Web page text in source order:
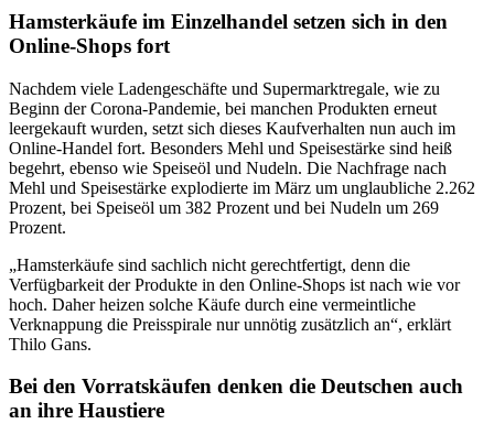
Hamsterkäufe im Einzelhandel setzen sich in den
Online-Shops fort
Nachdem viele Ladengeschäfte und Supermarktregale, wie zu
Beginn der Corona-Pandemie, bei manchen Produkten erneut
leergekauft wurden, setzt sich dieses Kaufverhalten nun auch im
Online-Handel fort. Besonders Mehl und Speisestärke sind heiß
begehrt, ebenso wie Speiseöl und Nudeln. Die Nachfrage nach
Mehl und Speisestärke explodierte im März um unglaubliche 2.262
Prozent, bei Speiseöl um 382 Prozent und bei Nudeln um 269
Prozent.
„Hamsterkäufe sind sachlich nicht gerechtfertigt, denn die
Verfügbarkeit der Produkte in den Online-Shops ist nach wie vor
hoch. Daher heizen solche Käufe durch eine vermeintliche
Verknappung die Preisspirale nur unnötig zusätzlich an“, erklärt
Thilo Gans.
Bei den Vorratskäufen denken die Deutschen auch
an ihre Haustiere